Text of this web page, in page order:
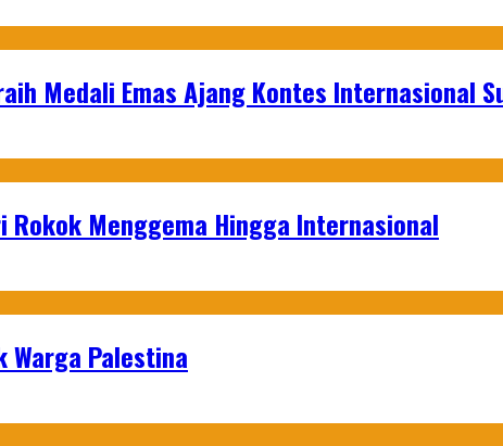
Medali Emas Ajang Kontes Internasional
Rokok Menggema Hingga Internasional
Warga Palestina